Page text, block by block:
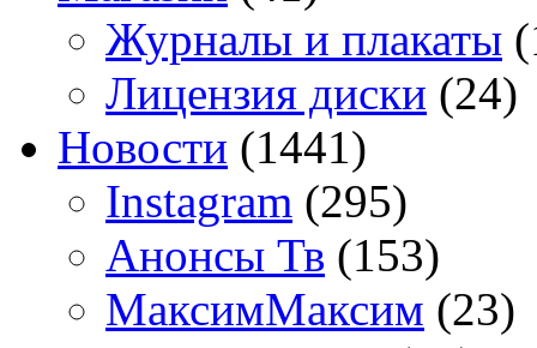
Журналы и плакаты
Лицензия диски (24)
Новости (1441)
Instagram (295)
Анонсы Тв (153)
МаксимМаксим (23)